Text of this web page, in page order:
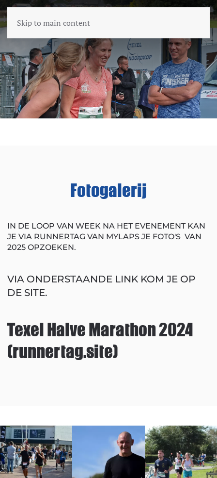
Skip to main content
Fotogalerij
IN DE LOOP VAN WEEK NA HET EVENEMENT KAN
JE VIA RUNNERTAG VAN MYLAPS JE FOTO'S VAN
2025 OPZOEKEN.
VIA ONDERSTAANDE LINK KOM JE OP
DE SITE.
Texel Halve Marathon 2024
(runnertag.site)